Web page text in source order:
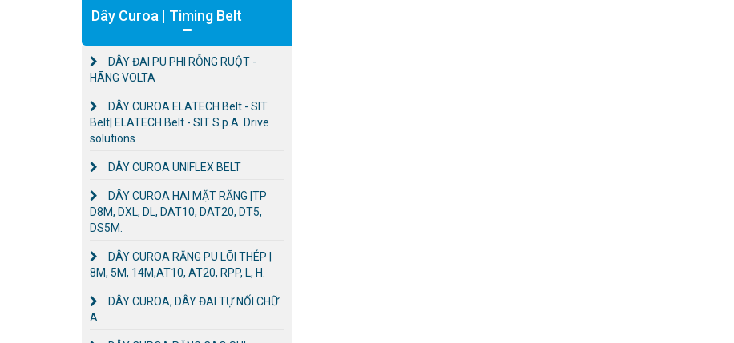
Dây Curoa | Timing Belt
DÂY ĐAI PU PHI RỖNG RUỘT -
HÃNG VOLTA
DÂY CUROA ELATECH Belt - SIT
Belt| ELATECH Belt - SIT S.p.A. Drive
solutions
DÂY CUROA UNIFLEX BELT
DÂY CUROA HAI MẶT RĂNG |TP
D8M, DXL, DL, DAT10, DAT20, DT5,
DS5M.
DÂY CUROA RĂNG PU LÕI THÉP |
8M, 5M, 14M,AT10, AT20, RPP, L, H.
DÂY CUROA, DÂY ĐAI TỰ NỐI CHỮ
A